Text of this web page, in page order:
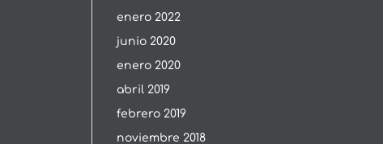
enero 2022
junio 2020
enero 2020
abril 2019
febrero 2019
noviembre 2018